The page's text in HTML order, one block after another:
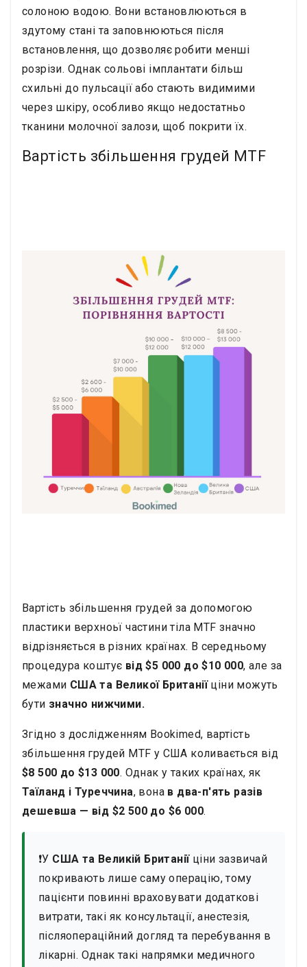
солоною водою. Вони встановлюються в
здутому стані та заповнюються після
встановлення, що дозволяє робити менші
розрізи. Однак сольові імплантати більш
схильні до пульсації або стають видимими
через шкіру, особливо якщо недостатньо
тканини молочної залози, щоб покрити їх.
Вартість збільшення грудей MTF
Вартість збільшення грудей за допомогою
пластики верхноьї частини тіла MTF значно
відрізняється в різних країнах. В середньому
процедура коштує від $5 000 до $10 000, але за
межами США та Великої Британіїціни можуть
бути значно нижчими.
Згідно з дослідженням Bookimed, вартість
збільшення грудей MTF у США коливається від
$8 500 до $13 000. Однак у таких країнах, як
Таїланд і Туреччина, вона в два-п'ять разів
дешевша — від $2 500 до $6 000.
❗У США та Великій Британіїціни зазвичай
покривають лише саму операцію, тому
пацієнти повинні враховувати додаткові
витрати, такі як консультації, анестезія,
післяопераційний догляд та перебування в
лікарні. Однак такі напрямки медичного